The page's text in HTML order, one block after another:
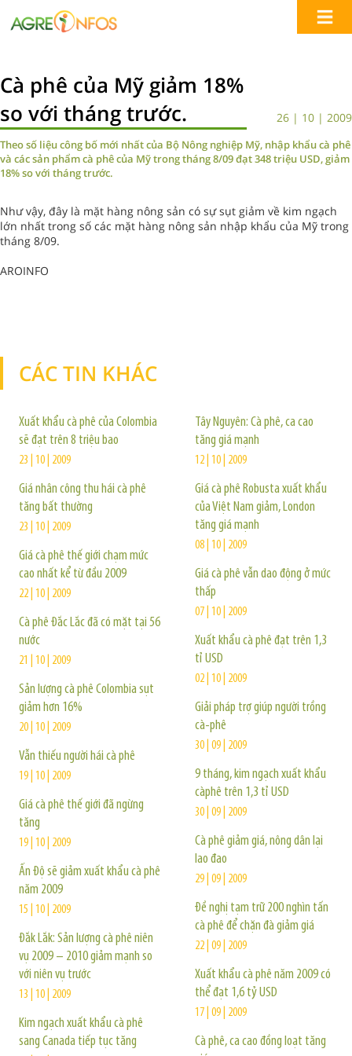
Cà phê của Mỹ giảm 18%
so với tháng trước.
26 | 10 | 2009
Theo số liệu công bố mới nhất của Bộ Nông nghiệp Mỹ, nhập khẩu cà phê
và các sản phẩm cà phê của Mỹ trong tháng 8/09 đạt 348 triệu USD, giảm
18% so với tháng trước.
Như vậy, đây là mặt hàng nông sản có sự sụt giảm về kim ngạch
lớn nhất trong số các mặt hàng nông sản nhập khẩu của Mỹ trong
tháng 8/09.
AROINFO
CÁC TIN KHÁC
Xuất khẩu cà phê của Colombia
sẽ đạt trên 8 triệu bao
23 | 10 | 2009
Giá nhân công thu hái cà phê
tăng bất thường
23 | 10 | 2009
Giá cà phê thế giới chạm mức
cao nhất kể từ đầu 2009
22 | 10 | 2009
Cà phê Đắc Lắc đã có mặt tại 56
nước
21 | 10 | 2009
Sản lượng cà phê Colombia sụt
giảm hơn 16%
20 | 10 | 2009
Vẫn thiếu người hái cà phê
19 | 10 | 2009
Giá cà phê thế giới đã ngừng
tăng
19 | 10 | 2009
Ấn Độ sẽ giảm xuất khẩu cà phê
năm 2009
15 | 10 | 2009
Đắk Lắk: Sản lượng cà phê niên
vụ 2009 – 2010 giảm mạnh so
với niên vụ trước
13 | 10 | 2009
Kim ngạch xuất khẩu cà phê
sang Canada tiếp tục tăng
Tây Nguyên: Cà phê, ca cao
tăng giá mạnh
12 | 10 | 2009
Giá cà phê Robusta xuất khẩu
của Việt Nam giảm, London
tăng giá mạnh
08 | 10 | 2009
Giá cà phê vẫn dao động ở mức
thấp
07 | 10 | 2009
Xuất khẩu cà phê đạt trên 1,3
tỉ USD
02 | 10 | 2009
Giải pháp trợ giúp người trồng
cà-phê
30 | 09 | 2009
9 tháng, kim ngạch xuất khẩu
càphê trên 1,3 tỉ USD
30 | 09 | 2009
Cà phê giảm giá, nông dân lại
lao đao
29 | 09 | 2009
Đề nghị tạm trữ 200 nghìn tấn
cà phê để chặn đà giảm giá
22 | 09 | 2009
Xuất khẩu cà phê năm 2009 có
thể đạt 1,6 tỷ USD
17 | 09 | 2009
Cà phê, ca cao đồng loạt tăng